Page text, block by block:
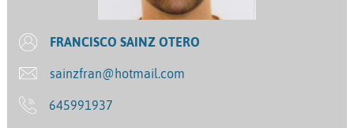
FRANCISCO SAINZ OTERO
sainzfran@hotmail.com
645991937